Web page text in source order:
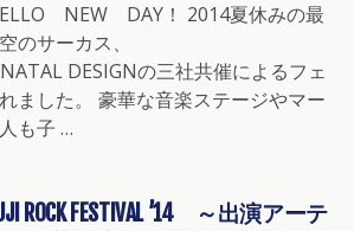
NEW DAY！ 2014夏休みの最
のサーカス、
DESIGNの三社共催によるフェ
ました。 豪華な音楽ステージやマー
も子 …
ROCK FESTIVAL ’14 ～出演アーテ